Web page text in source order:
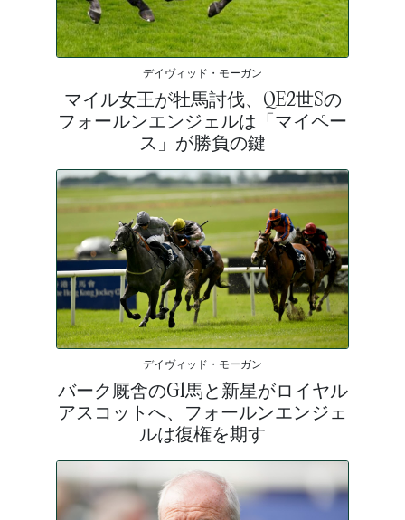
デイヴィッド・モーガン
マイル女王が牡馬討伐、QE2世Sの
フォールンエンジェルは「マイペー
ス」が勝負の鍵
デイヴィッド・モーガン
バーク厩舎のG1馬と新星がロイヤル
アスコットへ、フォールンエンジェ
ルは復権を期す